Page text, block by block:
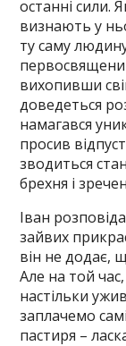
останні сили.
визнають у
ту саму
вихопивши
доведеться
намагався
просив
зводиться
брехня і
Іван
зайвих
він не додає,
Але на той
настільки
заплачемо
пастиря –